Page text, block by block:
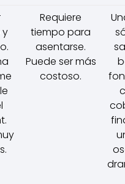
Requiere
tiempo para
asentarse.
Puede ser más
costoso.